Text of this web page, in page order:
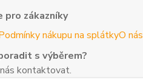
pro zákazníky
nákupu na splátkyO nás
s výběrem?
kontaktovat.